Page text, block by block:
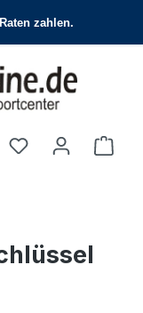
Du hast 0